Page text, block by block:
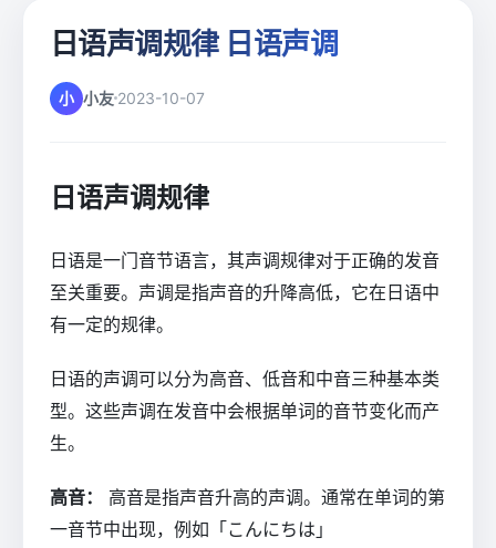
日语声调规律 日语声调
小 小友 2023-10-07
日语声调规律
日语是一门音节语言，其声调规律对于正确的发音
至关重要。声调是指声音的升降高低，它在日语中
有一定的规律。
日语的声调可以分为高音、低音和中音三种基本类
型。这些声调在发音中会根据单词的音节变化而产
生。
高音：
高音是指声音升高的声调。通常在单词的第
一音节中出现，例如「こんにちは」